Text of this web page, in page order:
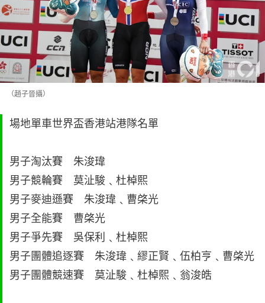
（趙子晉攝）
場地單車世界盃香港站港隊名單
男子淘汰賽 朱浚瑋
男子競輪賽 莫沚駿﹑杜棹熙
男子麥迪遜賽 朱浚瑋﹑曹棨光
男子全能賽 曹棨光
男子爭先賽 吳保利﹑杜棹熙
男子團體追逐賽 朱浚瑋﹑繆正賢﹑伍柏亨﹑曹棨光
男子團體競速賽 莫沚駿﹑杜棹熙﹑翁浚皓